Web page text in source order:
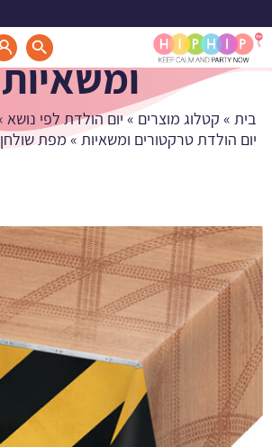
מפת שולחן
ומשאיות
בית » קטלוג מוצרים » יום הולדת לפי נושא
יום הולדת טרקטורים ומשאיות » מפת